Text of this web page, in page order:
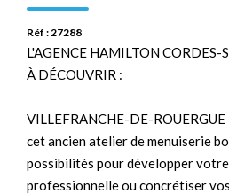
Réf : 27288
L'AGENCE HAMILTON CORDES-
À DÉCOUVRIR :
VILLEFRANCHE-DE-
cet ancien atelier de menuiserie
possibilités pour développer
professionnelle ou concrétiser